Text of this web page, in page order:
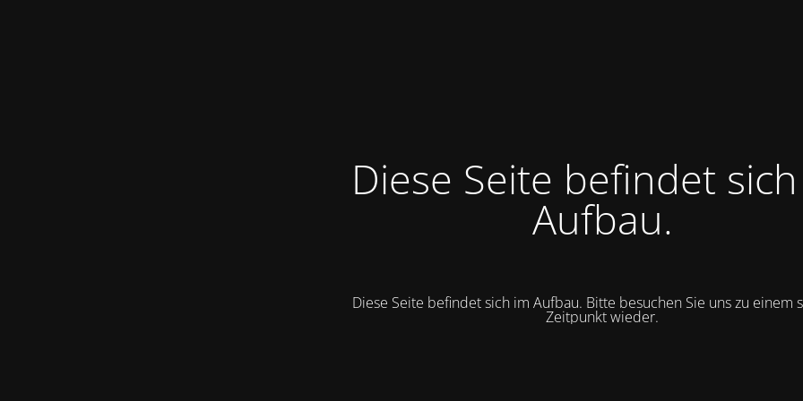
Diese Seite befindet
Aufbau.
Diese Seite befindet sich im Aufbau. Bitte besuchen Sie uns zu einem
Zeitpunkt wieder.